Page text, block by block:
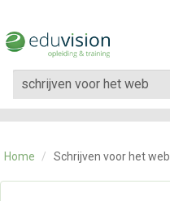
CATEGORIE
OVER ONS
CONTACT
Home / Schrijven voor het web